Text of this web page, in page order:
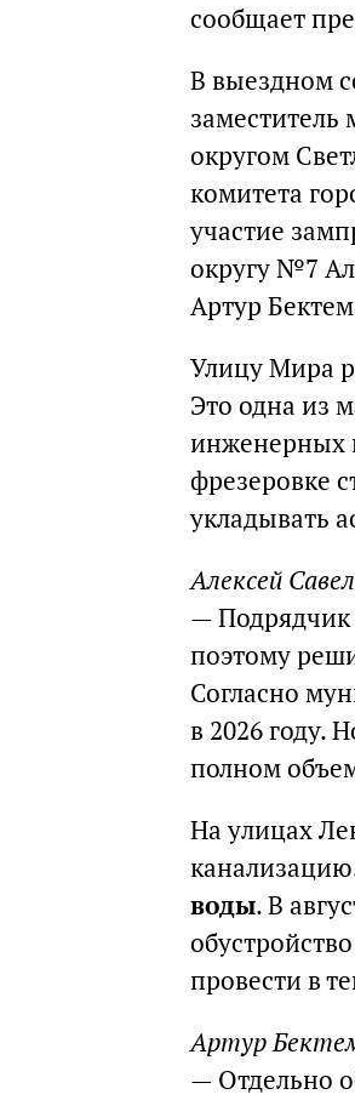
сообщает
В выездном
округом
комитета
участие
округу №7
Артур
Улицу Мира
Это одна из
инженерных
фрезеровке
укладывать
Алексей
— Подрядчик
поэтому
Согласно
в 2026 году.
полном
На улицах
воды. В
провести в
Артур
— Отдельно